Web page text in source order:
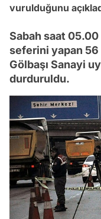
vurulduğunu
Sabah saat 05.00
seferini yapan 56
Gölbaşı Sanayi
durduruldu.